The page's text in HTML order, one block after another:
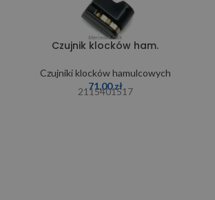
Czujnik klocków ham.
Czujniki klocków hamulcowych
71,00zł
2115401517